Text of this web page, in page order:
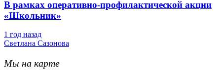
В рамках оперативно-профилактической акции
«Школьник»
1 год назад
Светлана Сазонова
Мы на карте